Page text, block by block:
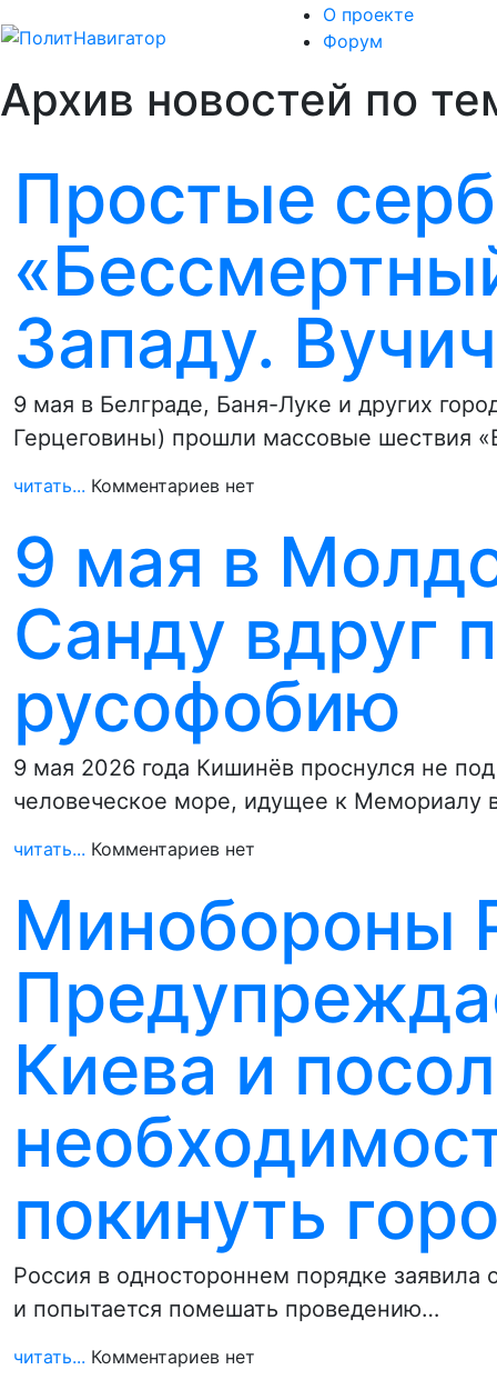
О проекте
Форум
Архив новостей по
Простые
Западу.
9 мая в Белграде, Баня-Луке и других
Герцеговины) прошли массовые шествия
читать... Комментариев нет
9 мая в
Санду вдруг
русофобию
9 мая 2026 года Кишинёв проснулся не
человеческое море, идущее к Мемориалу
читать... Комментариев нет
Минобороны
Киева и
покинуть
Россия в одностороннем порядке
и попытается помешать проведению…
читать... Комментариев нет